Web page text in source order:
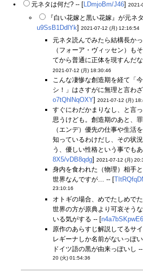
元ネタは何だ? -- [LDmjoBm/J46] 2021-
『白い花嫁と黒い花嫁』が元ネ
u9SsB1DdlYk] 2021-07-12 (月) 12:16:54
元ネタ読んでみたら結構長か
（フォーア・ヴィッセン）も
てから普通に正体を現すんだ
2021-07-12 (月) 18:30:46
こんな凄惨な創造期を経て「
シ！」はさすがに無理と言わ
o7tQhlNqOXY] 2021-07-12 (月)
すぐにわだかまりなし、と言
思うけども。創造期のあと、
（エンデ）優先の仕事や生活
知っているわけだし、その状
う、優しい性格という事でも
8X5/vDB8qdg] 2021-07-12 (月)
身内を食われた（物理）相手
世界なんですが… -- [
23:10:16
オトギの場合、めでたしめで
世界の方が原典より可哀そう
いる気がする -- [n4a7bSKpwE6
原作のあらすじ解説してるサ
レギーナしか名前がないっぽ
ドイツ語の黒が由来っぽいし
20 (火) 01:54:36